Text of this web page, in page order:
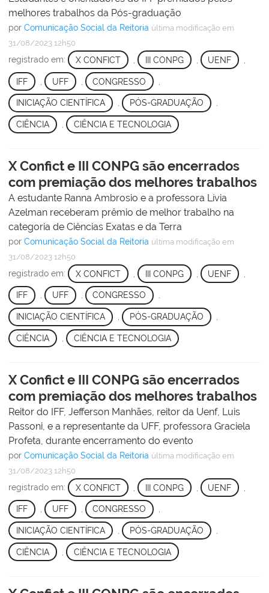
melhores trabalhos da Pós-graduação
por Comunicação Social da Reitoria última modificação em
31/08/2023 12h50
registrado em: X CONFICT III CONPG UENF
IFF UFF CONGRESSO
INICIAÇÃO CIENTÍFICA , PÓS-GRADUAÇÃO ,
CIÊNCIA CIÊNCIA E TECNOLOGIA
X Confict e III CONPG são encerrados
com premiação dos melhores trabalhos
A estudante Ranna Ambrosio e a professora Lívia
Azelman receberam prêmio de melhor trabalho na
categoria de Ciências Exatas e da Terra
por Comunicação Social da Reitoria última modificação em
31/08/2023 12h50
registrado em: X CONFICT III CONPG UENF
IFF , UFF , CONGRESSO ,
INICIAÇÃO CIENTÍFICA PÓS-GRADUAÇÃO
CIÊNCIA CIÊNCIA E TECNOLOGIA
X Confict e III CONPG são encerrados
com premiação dos melhores trabalhos
Reitor do IFF, Jefferson Manhães, reitor da Uenf, Luis
Passoni, e a representante da UFF, professora Graciela
Profeta, durante encerramento do evento
por Comunicação Social da Reitoria última modificação em
31/08/2023 12h50
registrado em: X CONFICT III CONPG UENF
IFF , UFF , CONGRESSO ,
INICIAÇÃO CIENTÍFICA PÓS-GRADUAÇÃO
CIÊNCIA CIÊNCIA E TECNOLOGIA